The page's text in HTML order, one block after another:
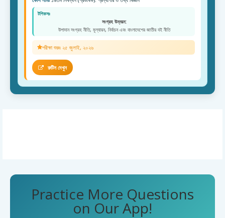
টপিকসঃ
সংগ্রহ উন্নয়ন:
উপাদান সংগ্রহ নীতি, মূল্যায়ন, নির্বাচন এবং বাংলাদেশের জাতীয় বই নীতি
পরীক্ষা শুরুঃ ২৫ জুলাই, ২০২৬
রুটিন দেখুন
Practice More Questions
on Our App!